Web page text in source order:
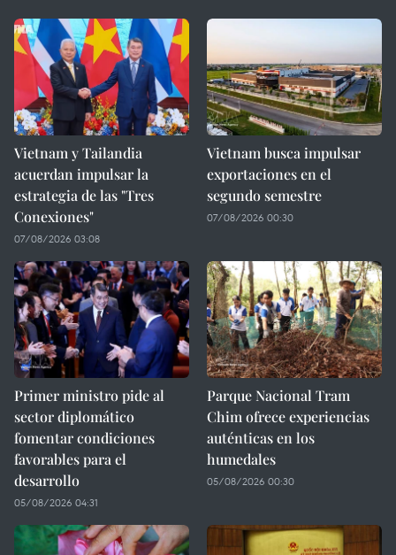
Vietnam y Tailandia
acuerdan impulsar la
estrategia de las "Tres
Conexiones"
07/08/2026 03:08
Vietnam busca impulsar
exportaciones en el
segundo semestre
07/08/2026 00:30
Primer ministro pide al
sector diplomático
fomentar condiciones
favorables para el
desarrollo
05/08/2026 04:31
Parque Nacional Tram
Chim ofrece experiencias
auténticas en los
humedales
05/08/2026 00:30